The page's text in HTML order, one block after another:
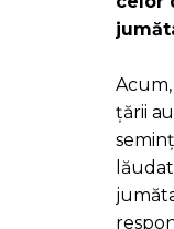
țării